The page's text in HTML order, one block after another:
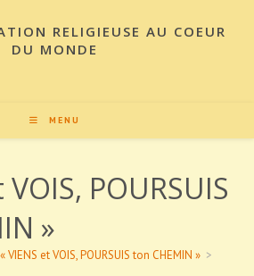
RELIGIEUSE AU COEUR
DU MONDE
MENU
VOIS, POURSUIS
»
« VIENS et VOIS, POURSUIS ton CHEMIN » >